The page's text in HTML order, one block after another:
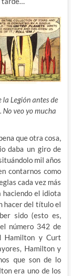
Legión antes de
No veo yo mucha
que otra cosa,
daba un giro de
mil años
contarnos como
cada vez más
haciendo el idiota
hacer del título el
sido (esto es,
número 342 de
Hamilton y Curt
Hamilton y
que son de lo
era uno de los